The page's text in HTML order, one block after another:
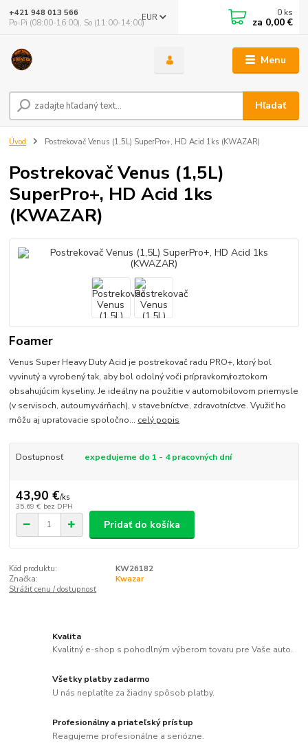
Menu
EUR
Hľadať
+421 948 013 566
Po-Pi (08:00-16:00), So (11:00-14:00)
0 ks
za 0,00 €
Úvod Postrekovač Venus (1,5L) SuperPro+, HD Acid 1ks (KWAZAR)
Postrekovač Venus (1,5L)
SuperPro+, HD Acid 1ks
(KWAZAR)
Foamer
Venus Super Heavy Duty Acid je postrekovač radu PRO+, ktorý bol
vyvinutý a vyrobený tak, aby bol odolný voči prípravkom/roztokom
obsahujúcim kyseliny. Je ideálny na použitie v automobilovom priemysle
(v servisoch, autoumyvárňach), v stavebníctve, zdravotníctve. Využiť ho
môžu aj upratovacie spoločno... celý popis
Dostupnosť expedujeme do 1 - 4 pracovných dní
43,90 €/ks
35,69 € bez DPH
Pridať do košíka
Kód produktu:
KW26182
Značka:
Kwazar
Strážiť cenu / dostupnosť
Kvalita
Kvalitný e-shop s pohodlným výberom tovaru pre Vaše auto.
Všetky platby zadarmo
U nás neplatíte za žiadny spôsob platby.
Profesionálny a priateľský prístup
Reagujeme profesionálne a seriózne.